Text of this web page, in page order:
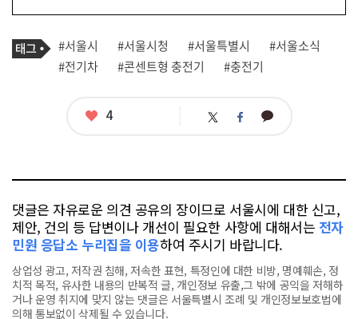
기
사
관
련
태
그
#서울시 #서울시청 #서울특별시
#서울소식
#전기차
#콘센트형 충전기 #충전기
좋
4 트 페 카
댓글은 자유로운 의견 공유의 장이므로 서울시에 대한 신고,
제안, 건의 등 답변이나 개선이 필요한 사항에 대해서는 전자
민원 응답소 누리집을 이용하여 주시기 바랍니다.
상업성 광고, 저작권 침해, 저속한 표현, 특정인에 대한 비방, 명예훼손, 정
치적 목적, 유사한 내용의 반복적 글, 개인정보 유출,그 밖에 공익을 저해하
거나 운영 취지에 맞지 않는 댓글은 서울특별시 조례 및 개인정보보호법에
의해 통보없이 삭제될 수 있습니다.